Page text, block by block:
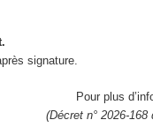
signature.
Pour plus
(Décret n° 2026-